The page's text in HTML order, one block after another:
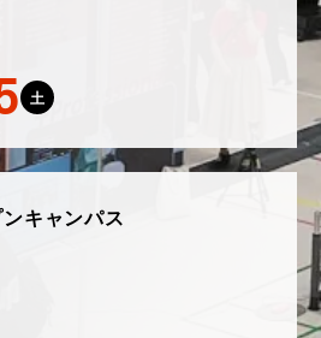
土
キャンパス